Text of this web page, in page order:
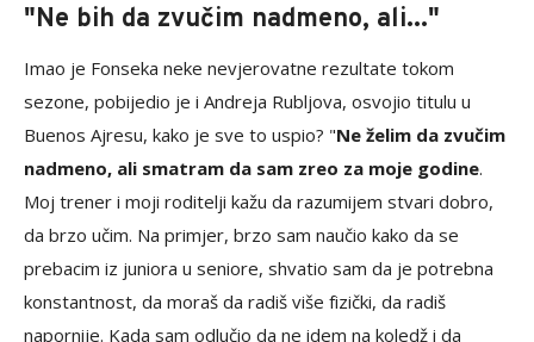
"Ne bih da zvučim nadmeno, ali..."
Imao je Fonseka neke nevjerovatne rezultate tokom
sezone, pobijedio je i Andreja Rubljova, osvojio titulu u
Buenos Ajresu, kako je sve to uspio? "Ne želim da zvučim
nadmeno, ali smatram da sam zreo za moje godine.
Moj trener i moji roditelji kažu da razumijem stvari dobro,
da brzo učim. Na primjer, brzo sam naučio kako da se
prebacim iz juniora u seniore, shvatio sam da je potrebna
konstantnost, da moraš da radiš više fizički, da radiš
napornije. Kada sam odlučio da ne idem na koledž i da